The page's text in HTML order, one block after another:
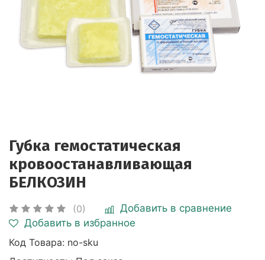
Губка гемостатическая
кровоостанавливающая
БЕЛКОЗИН
(0)
Добавить в сравнение
Добавить в избранное
Код Товара: no-sku